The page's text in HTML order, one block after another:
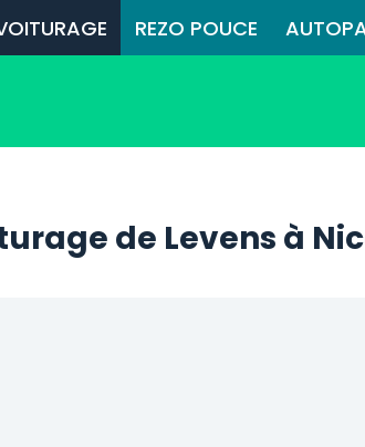
REZO POUCE
de Levens à